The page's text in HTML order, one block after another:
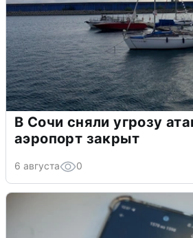
В Сочи сняли угрозу
аэропорт закрыт
6 августа 0